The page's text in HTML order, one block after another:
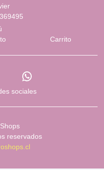
Carrito
sociales
reservados